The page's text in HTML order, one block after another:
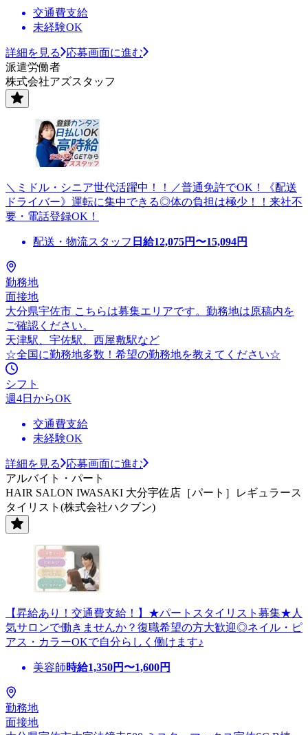
交通費支給
未経験OK
詳細を見る
応募画面に進む
派遣労働者
株式会社アズスタッフ
＼ミドル・シニア世代活躍中！！／普通免許でOK！《配送
ドライバー》運転に集中できる◎体の負担は極少！！来社不
要・電話登録OK！
配送・物流スタッフ 日給12,075円〜15,094円
勤務地
面接地
大分県宇佐市 こちらは募集エリアです。勤務地は原稿内を
ご確認ください。
天津駅、宇佐駅、西屋敷駅など
☆全国に勤務地多数！希望の勤務地を教えてください☆
シフト
週4日からOK
交通費支給
未経験OK
詳細を見る
応募画面に進む
アルバイト・パート
HAIR SALON IWASAKI 大分宇佐店［パート］レギュラース
タイリスト(株式会社ハクブン)
【昇給あり！交通費支給！】★パートスタイリスト募集★人
気サロンで働きませんか？復職希望の方大歓迎◎ネイル・ピ
アス・カラーOKで自分らしく働けます♪
美容師時給1,350円〜1,600円
勤務地
面接地